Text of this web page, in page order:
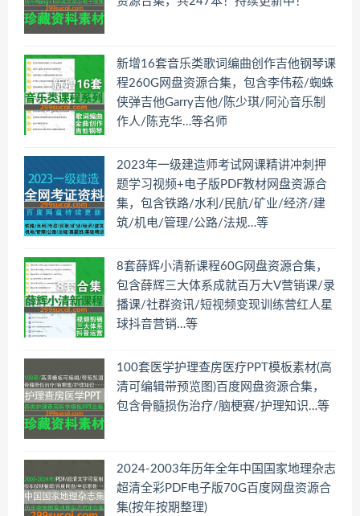
新增16套音乐类歌词编曲创作吉他钢琴课
程260G网盘资源合集，包含李伟菘/蜘蛛
侠弹吉他Garry吉他/陈少琪/阿沁音乐制
作人/陈克华…等名师
2023年一级建造师考试网课精讲冲刺押
题学习视频+电子版PDF教材网盘资源合
集，包含铁路/水利/民航/矿业/经济/建
筑/机电/管理/公路/法规…等
8套薛辉小清新课程60G网盘资源合集，
包含薛辉三大体系成就百万大V营销课/录
播课/社群资讯/短视频变现训练营红人星
球抖音营销…等
100套医学护理查房医疗PPT模板素材(高
清可编辑带预览图)百度网盘资源合集，
包含骨髓损伤治疗/脑梗赛/护理知识…等
2024-2003年历年全年中国国家地理杂志
超清全彩PDF电子版70G百度网盘资源合
集(按年按期整理)